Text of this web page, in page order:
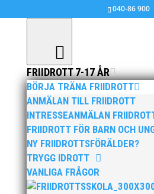
040-86 900
FRIIDROTT 7-17 ÅR
BÖRJA TRÄNA FRIIDROTT
ANMÄLAN TILL FRIIDROTT
INTRESSEANMÄLAN
FRIIDROTT FÖR BARN OCH
NY FRIIDROTTSFÖRÄLDER?
TRYGG IDROTT
VANLIGA FRÅGOR
Bilder från PALLAS-
feb 9, 2014|Okategoriserade
Bilder från PALLAS-SPELEN